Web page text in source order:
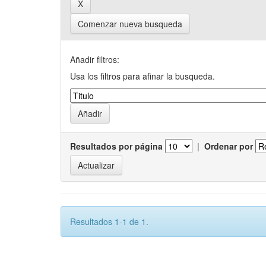
Comenzar nueva busqueda
Añadir filtros:
Usa los filtros para afinar la busqueda.
Resultados por página | Ordenar por
Resultados 1-1 de 1.